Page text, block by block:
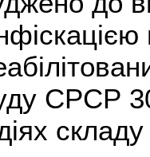
СРСР 30